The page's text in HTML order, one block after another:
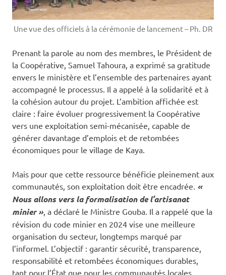
Une vue des officiels à la cérémonie de lancement – Ph. DR
Prenant la parole au nom des membres, le Président de
la Coopérative, Samuel Tahoura, a exprimé sa gratitude
envers le ministère et l’ensemble des partenaires ayant
accompagné le processus. Il a appelé à la solidarité et à
la cohésion autour du projet. L’ambition affichée est
claire : faire évoluer progressivement la Coopérative
vers une exploitation semi-mécanisée, capable de
générer davantage d’emplois et de retombées
économiques pour le village de Kaya.
Mais pour que cette ressource bénéficie pleinement aux
communautés, son exploitation doit être encadrée. «
Nous allons vers la formalisation de l’artisanat
minier », a déclaré le Ministre Gouba. Il a rappelé que la
révision du code minier en 2024 vise une meilleure
organisation du secteur, longtemps marqué par
l’informel. L’objectif : garantir sécurité, transparence,
responsabilité et retombées économiques durables,
tant pour l’État que pour les communautés locales.